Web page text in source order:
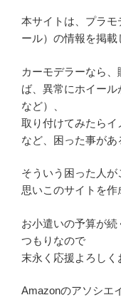
本サイトは、プラモ
ール）の情報を掲載
カーモデラーなら
ば、異常にホイール
など）、
取り付けてみたらイ
など、困った事があ
そういう困った人
思いこのサイトを作
お小遣いの予算が続
つもりなので
末永く応援よろしく
Amazonのアソシエ